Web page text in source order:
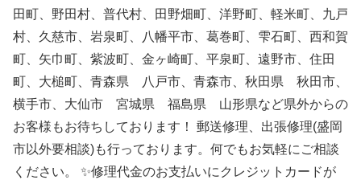
田町、野田村、普代村、田野畑町、洋野町、軽米町、九戸
村、久慈市、岩泉町、八幡平市、葛巻町、雫石町、西和賀
町、矢巾町、紫波町、金ヶ崎町、平泉町、遠野市、住田
町、大槌町、青森県 八戸市、青森市、秋田県 秋田市、
横手市、大仙市 宮城県 福島県 山形県など県外からの
お客様もお待ちしております！ 郵送修理、出張修理(盛岡
市以外要相談)も行っております。何でもお気軽にご相談
ください。 ✨修理代金のお支払いにクレジットカードが